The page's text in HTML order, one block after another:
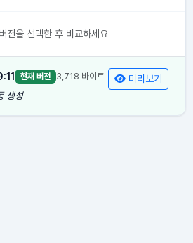
전을 선택한 후 비교하세요
현재 버전 3,718 바이트
생성
미리보기